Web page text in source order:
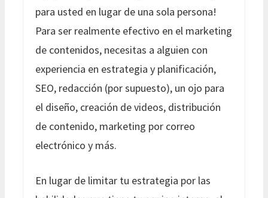
para usted en lugar de una sola persona!
Para ser realmente efectivo en el marketing
de contenidos, necesitas a alguien con
experiencia en estrategia y planificación,
SEO, redacción (por supuesto), un ojo para
el diseño, creación de videos, distribución
de contenido, marketing por correo
electrónico y más.
En lugar de limitar tu estrategia por las